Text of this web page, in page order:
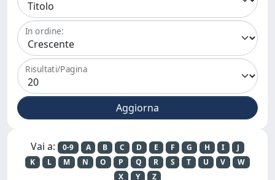
In ordine:
Risultati/Pagina
Vai a: 0-9 A B C D E F G H I
J
K
L M N O P Q R S T U V
W
X
Y Z